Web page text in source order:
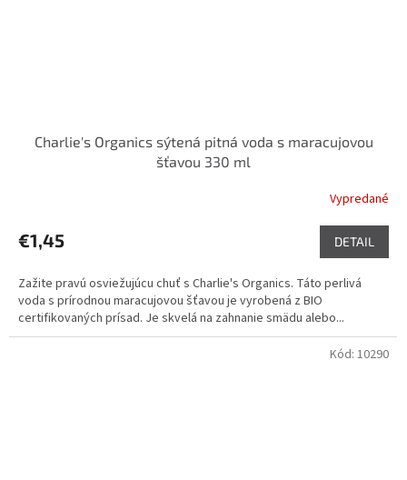
Charlie's Organics sýtená pitná voda s maracujovou
šťavou 330 ml
Vypredané
€1,45 DETAIL
Zažite pravú osviežujúcu chuť s Charlie's Organics. Táto perlivá
voda s prírodnou maracujovou šťavou je vyrobená z BIO
certifikovaných prísad. Je skvelá na zahnanie smädu alebo...
Kód: 10290